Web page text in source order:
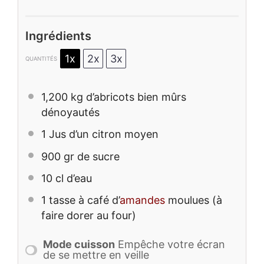
Ingrédients
QUANTITÉS 1x 2x 3x
1,200 kg d’abricots bien mûrs
dénoyautés
1 Jus d’un citron moyen
900 gr de sucre
10 cl d’eau
1 tasse à café d’amandes moulues (à
faire dorer au four)
Mode cuisson Empêche votre écran
de se mettre en veille